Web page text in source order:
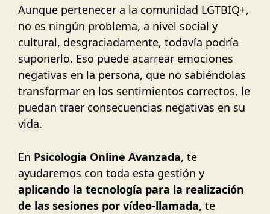
Aunque pertenecer a la comunidad LGTBIQ+,
no es ningún problema, a nivel social y
cultural, desgraciadamente, todavía podría
suponerlo. Eso puede acarrear emociones
negativas en la persona, que no sabiéndolas
transformar en los sentimientos correctos, le
puedan traer consecuencias negativas en su
vida.
En Psicología Online Avanzada, te
ayudaremos con toda esta gestión y
aplicando la tecnología para la realización
de las sesiones por vídeo-llamada, te